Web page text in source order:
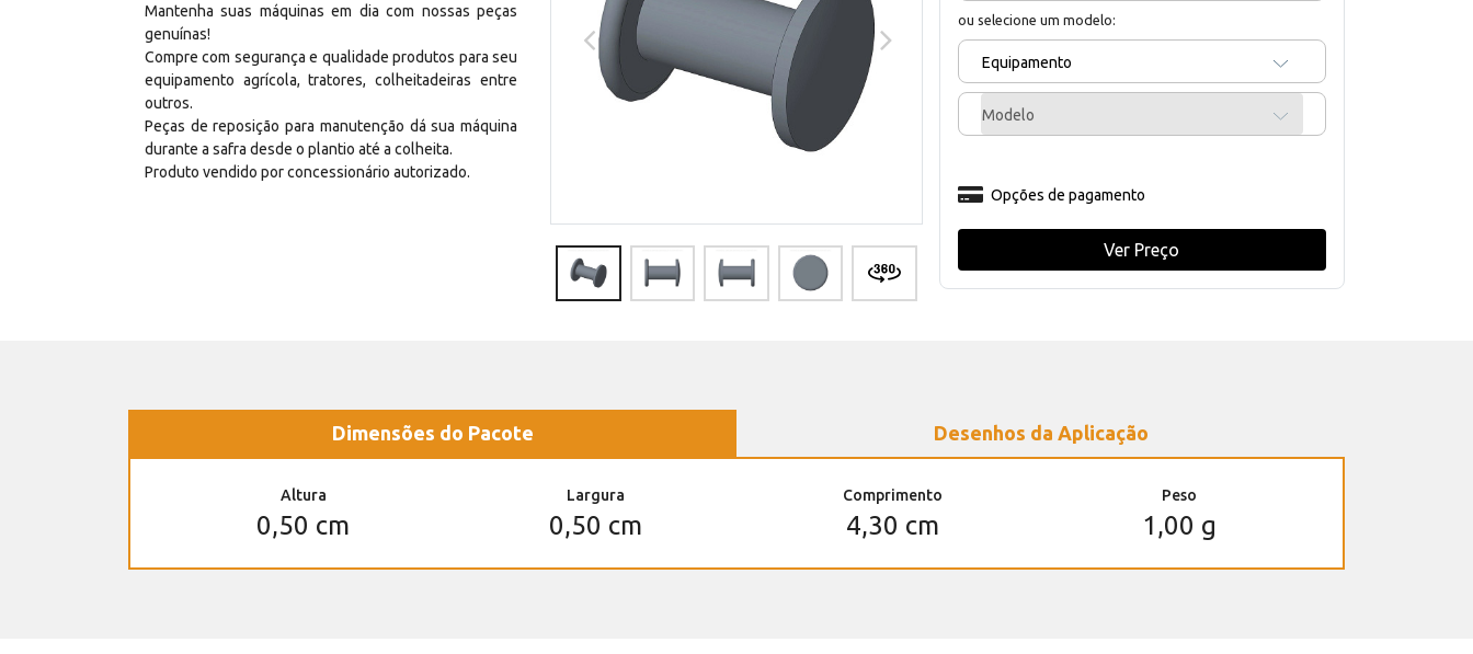
Mantenha suas máquinas em dia com nossas peças
genuínas!
Compre com segurança e qualidade produtos para seu
equipamento agrícola, tratores, colheitadeiras entre
outros.
Peças de reposição para manutenção dá sua máquina
durante a safra desde o plantio até a colheita.
Produto vendido por concessionário autorizado.
ou selecione um modelo:
Equipamento
Modelo
Opções de pagamento
Ver Preço
Dimensões do Pacote Desenhos da Aplicação
Altura
0,50 cm
Largura
0,50 cm
Comprimento
4,30 cm
Peso
1,00 g